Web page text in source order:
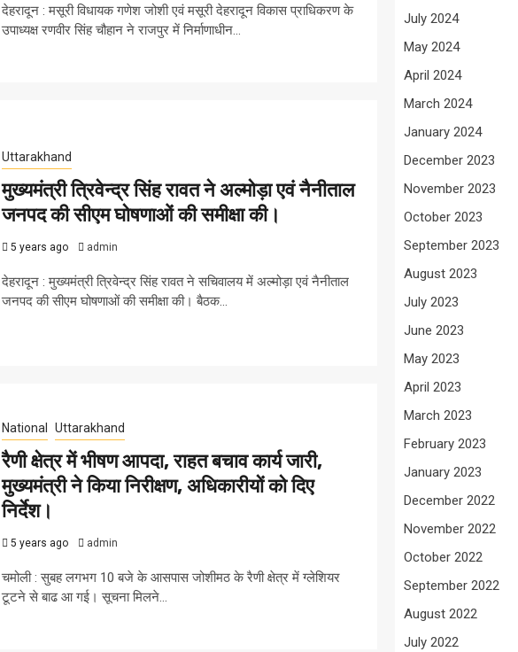
देहरादून : मसूरी विधायक गणेश जोशी एवं मसूरी देहरादून विकास प्राधिकरण के
उपाध्यक्ष रणवीर सिंह चौहान ने राजपुर में निर्माणाधीन...
Uttarakhand
मुख्यमंत्री त्रिवेन्द्र सिंह रावत ने अल्मोड़ा एवं नैनीताल
जनपद की सीएम घोषणाओं की समीक्षा की।
5 years ago admin
देहरादून : मुख्यमंत्री त्रिवेन्द्र सिंह रावत ने सचिवालय में अल्मोड़ा एवं नैनीताल
जनपद की सीएम घोषणाओं की समीक्षा की। बैठक...
National Uttarakhand
रैणी क्षेत्र में भीषण आपदा, राहत बचाव कार्य जारी,
मुख्यमंत्री ने किया निरीक्षण, अधिकारीयों को दिए
निर्देश।
5 years ago admin
चमोली : सुबह लगभग 10 बजे के आसपास जोशीमठ के रैणी क्षेत्र में ग्लेशियर
टूटने से बाढ आ गई। सूचना मिलने...
July 2024
May 2024
April 2024
March 2024
January 2024
December 2023
November 2023
October 2023
September 2023
August 2023
July 2023
June 2023
May 2023
April 2023
March 2023
February 2023
January 2023
December 2022
November 2022
October 2022
September 2022
August 2022
July 2022